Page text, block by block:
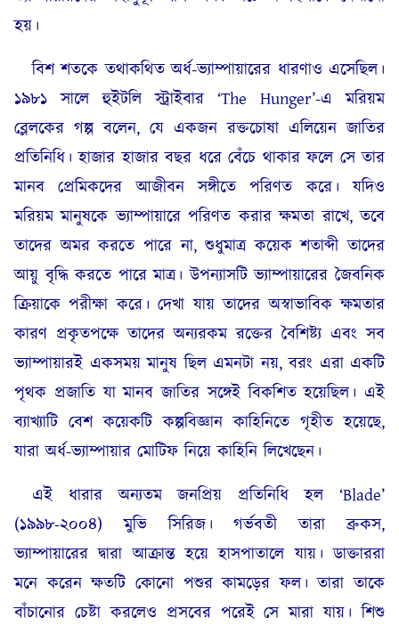
হয়।
বিশ শতকে তথাকথিত অর্ধ-ভ্যাম্পায়ারের ধারণাও এসেছিল।
১৯৮১ সালে হুইটলি স্ট্রাইবার ‘The Hunger’-এ মরিয়ম
ব্লেলকের গল্প বলেন, যে একজন রক্তচোষা এলিয়েন জাতির
প্রতিনিধি। হাজার হাজার বছর ধরে বেঁচে থাকার ফলে সে তার
মানব প্রেমিকদের আজীবন সঙ্গীতে পরিণত করে। যদিও
মরিয়ম মানুষকে ভ্যাম্পায়ারে পরিণত করার ক্ষমতা রাখে, তবে
তাদের অমর করতে পারে না, শুধুমাত্র কয়েক শতাব্দী তাদের
আয়ু বৃদ্ধি করতে পারে মাত্র। উপন্যাসটি ভ্যাম্পায়ারের জৈবনিক
ক্রিয়াকে পরীক্ষা করে। দেখা যায় তাদের অস্বাভাবিক ক্ষমতার
কারণ প্রকৃতপক্ষে তাদের অন্যরকম রক্তের বৈশিষ্ট্য এবং সব
ভ্যাম্পায়ারই একসময় মানুষ ছিল এমনটা নয়, বরং এরা একটি
পৃথক প্রজাতি যা মানব জাতির সঙ্গেই বিকশিত হয়েছিল। এই
ব্যাখ্যাটি বেশ কয়েকটি কল্পবিজ্ঞান কাহিনিতে গৃহীত হয়েছে,
যারা অর্ধ-ভ্যাম্পায়ার মোটিফ নিয়ে কাহিনি লিখেছেন।
এই ধারার অন্যতম জনপ্রিয় প্রতিনিধি হল ‘Blade’
(১৯৯৮-২০০৪) মুভি সিরিজ। গর্ভবতী তারা ব্রুকস,
ভ্যাম্পায়ারের দ্বারা আক্রান্ত হয়ে হাসপাতালে যায়। ডাক্তাররা
মনে করেন ক্ষতটি কোনো পশুর কামড়ের ফল। তারা তাকে
বাঁচানোর চেষ্টা করলেও প্রসবের পরেই সে মারা যায়। শিশু